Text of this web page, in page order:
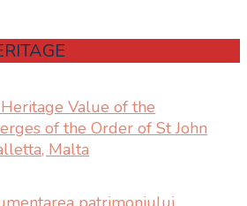
Value of the
of the Order of St John
Malta